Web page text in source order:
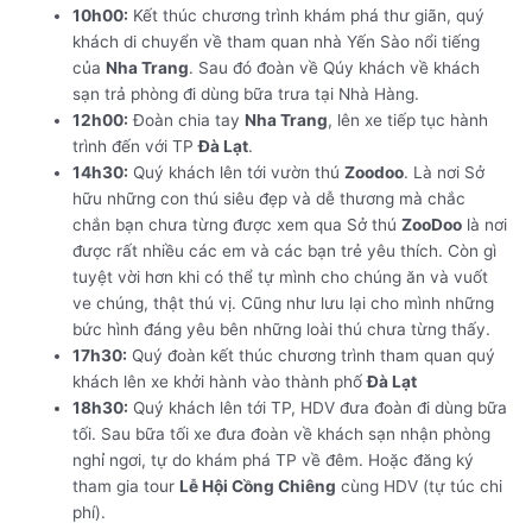
10h00: Kết thúc chương trình khám phá thư giãn, quý
khách di chuyển về tham quan nhà Yến Sào nổi tiếng
củaNha Trang. Sau đó đoàn về Qúy khách về khách
sạn trả phòng đi dùng bữa trưa tại Nhà Hàng.
12h00: Đoàn chia tayNha Trang, lên xe tiếp tục hành
trình đến với TPĐà Lạt.
14h30: Quý khách lên tới vườn thúZoodoo. Là nơi Sở
hữu những con thú siêu đẹp và dễ thương mà chắc
chắn bạn chưa từng được xem qua Sở thúZooDoo là nơi
được rất nhiều các em và các bạn trẻ yêu thích. Còn gì
tuyệt vời hơn khi có thể tự mình cho chúng ăn và vuốt
ve chúng, thật thú vị. Cũng như lưu lại cho mình những
bức hình đáng yêu bên những loài thú chưa từng thấy.
17h30: Quý đoàn kết thúc chương trình tham quan quý
khách lên xe khởi hành vào thành phốĐà Lạt
18h30: Quý khách lên tới TP, HDV đưa đoàn đi dùng bữa
tối. Sau bữa tối xe đưa đoàn về khách sạn nhận phòng
nghỉ ngơi, tự do khám phá TP về đêm. Hoặc đăng ký
tham gia tourLễ Hội Cồng Chiêng cùng HDV (tự túc chi
phí).